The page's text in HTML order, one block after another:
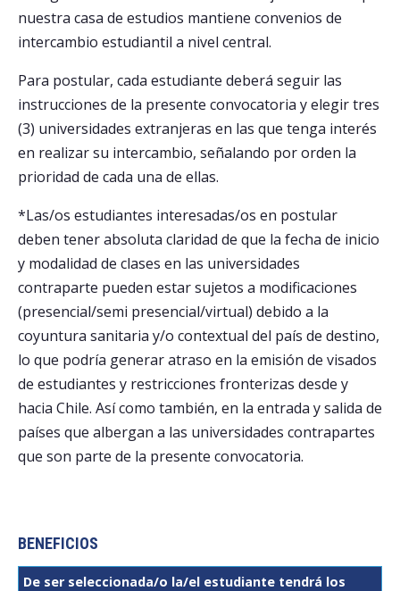
nuestra casa de estudios mantiene convenios de
intercambio estudiantil a nivel central.
Para postular, cada estudiante deberá seguir las
instrucciones de la presente convocatoria y elegir tres
(3) universidades extranjeras en las que tenga interés
en realizar su intercambio, señalando por orden la
prioridad de cada una de ellas.
*Las/os estudiantes interesadas/os en postular
deben tener absoluta claridad de que la fecha de inicio
y modalidad de clases en las universidades
contraparte pueden estar sujetos a modificaciones
(presencial/semi presencial/virtual) debido a la
coyuntura sanitaria y/o contextual del país de destino,
lo que podría generar atraso en la emisión de visados
de estudiantes y restricciones fronterizas desde y
hacia Chile. Así como también, en la entrada y salida de
países que albergan a las universidades contrapartes
que son parte de la presente convocatoria.
BENEFICIOS
De ser seleccionada/o la/el estudiante tendrá los